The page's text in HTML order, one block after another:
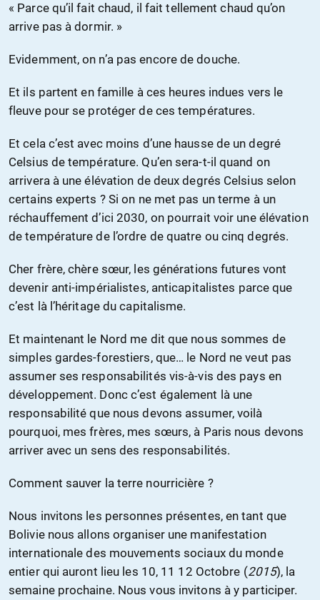
« Parce qu’il fait chaud, il fait tellement chaud qu’on
arrive pas à dormir. »
Evidemment, on n’a pas encore de douche.
Et ils partent en famille à ces heures indues vers le
fleuve pour se protéger de ces températures.
Et cela c’est avec moins d’une hausse de un degré
Celsius de température. Qu’en sera-t-il quand on
arrivera à une élévation de deux degrés Celsius selon
certains experts ? Si on ne met pas un terme à un
réchauffement d’ici 2030, on pourrait voir une élévation
de température de l’ordre de quatre ou cinq degrés.
Cher frère, chère sœur, les générations futures vont
devenir anti-impérialistes, anticapitalistes parce que
c’est là l’héritage du capitalisme.
Et maintenant le Nord me dit que nous sommes de
simples gardes-forestiers, que… le Nord ne veut pas
assumer ses responsabilités vis-à-vis des pays en
développement. Donc c’est également là une
responsabilité que nous devons assumer, voilà
pourquoi, mes frères, mes sœurs, à Paris nous devons
arriver avec un sens des responsabilités.
Comment sauver la terre nourricière ?
Nous invitons les personnes présentes, en tant que
Bolivie nous allons organiser une manifestation
internationale des mouvements sociaux du monde
entier qui auront lieu les 10, 11 12 Octobre (2015), la
semaine prochaine. Nous vous invitons à y participer.